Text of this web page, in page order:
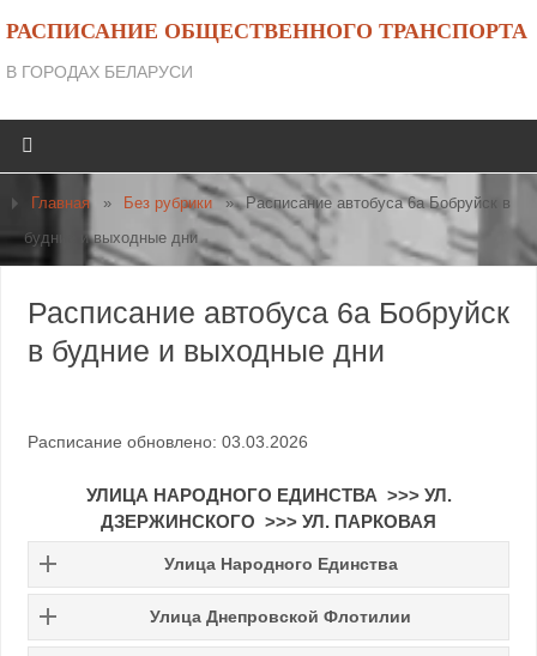
РАСПИСАНИЕ ОБЩЕСТВЕННОГО ТРАНСПОРТА
В ГОРОДАХ БЕЛАРУСИ
Главная » Без рубрики » Расписание автобуса 6а Бобруйск в
будние и выходные дни
Расписание автобуса 6а Бобруйск
в будние и выходные дни
Расписание обновлено: 03.03.2026
УЛИЦА НАРОДНОГО ЕДИНСТВА >>>УЛ.
ДЗЕРЖИНСКОГО >>> УЛ. ПАРКОВАЯ
Улица Народного Единства
Улица Днепровской Флотилии